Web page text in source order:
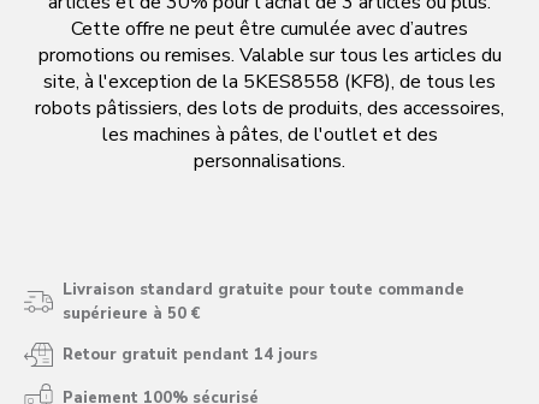
Cette offre ne peut être cumulée avec d’autres
promotions ou remises. Valable sur tous les articles du
site, à l'exception de la 5KES8558 (KF8), de tous les
robots pâtissiers, des lots de produits, des accessoires,
les machines à pâtes, de l'outlet et des
personnalisations.
Livraison standard gratuite pour toute commande
supérieure à 50 €
Retour gratuit pendant 14 jours
Paiement 100% sécurisé